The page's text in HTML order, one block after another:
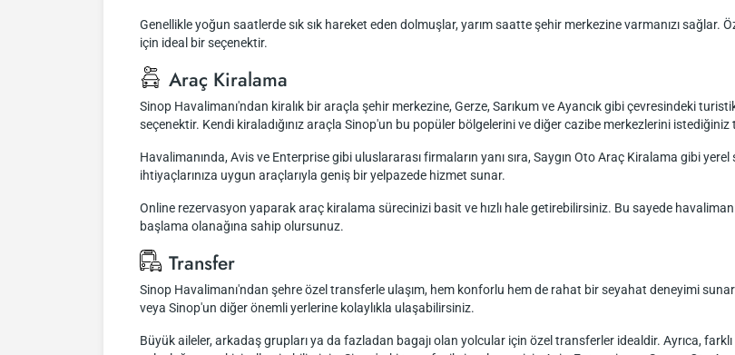
Genellikle yoğun saatlerde sık sık hareket eden dolmuşlar, yarım saatte şehir merkezine varmanızı sağlar.
için ideal bir seçenektir.
Araç Kiralama
Sinop Havalimanı'ndan kiralık bir araçla şehir merkezine, Gerze, Sarıkum ve Ayancık gibi çevresindeki
seçenektir. Kendi kiraladığınız araçla Sinop'un bu popüler bölgelerini ve diğer cazibe merkezlerini
Havalimanında, Avis ve Enterprise gibi uluslararası firmaların yanı sıra, Saygın Oto Araç Kiralama gibi
ihtiyaçlarınıza uygun araçlarıyla geniş bir yelpazede hizmet sunar.
Online rezervasyon yaparak araç kiralama sürecinizi basit ve hızlı hale getirebilirsiniz. Bu sayede
başlama olanağına sahip olursunuz.
Transfer
Sinop Havalimanı'ndan şehre özel transferle ulaşım, hem konforlu hem de rahat bir seyahat deneyimi
veya Sinop'un diğer önemli yerlerine kolaylıkla ulaşabilirsiniz.
Büyük aileler, arkadaş grupları ya da fazladan bagajı olan yolcular için özel transferler idealdir. Ayrıca,